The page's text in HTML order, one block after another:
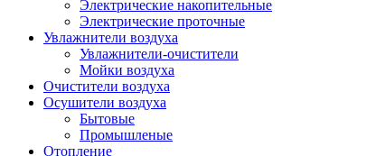
Электрические накопительные
Электрические проточные
Увлажнители воздуха
Увлажнители-очистители
Мойки воздуха
Очистители воздуха
Осушители воздуха
Бытовые
Промышленые
Отопление